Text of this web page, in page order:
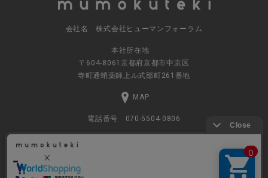
会社名 株式会社ヒューマンフォーラム
本社所在地
〒604-8061京都府京都市中京区
寺町通蛸薬師上ル式部町261番地
MAP
電話番号 070-5504-0806
営業時間 11:00～17:30（土日休業）